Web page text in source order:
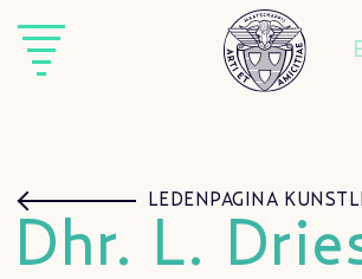
LEDENPAGINA
Dhr. L.